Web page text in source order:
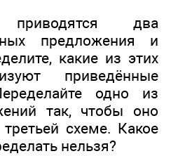
два
предложения и
какие из этих
приведённые
одно из
так, чтобы оно
третьей схеме. Какое
нельзя?